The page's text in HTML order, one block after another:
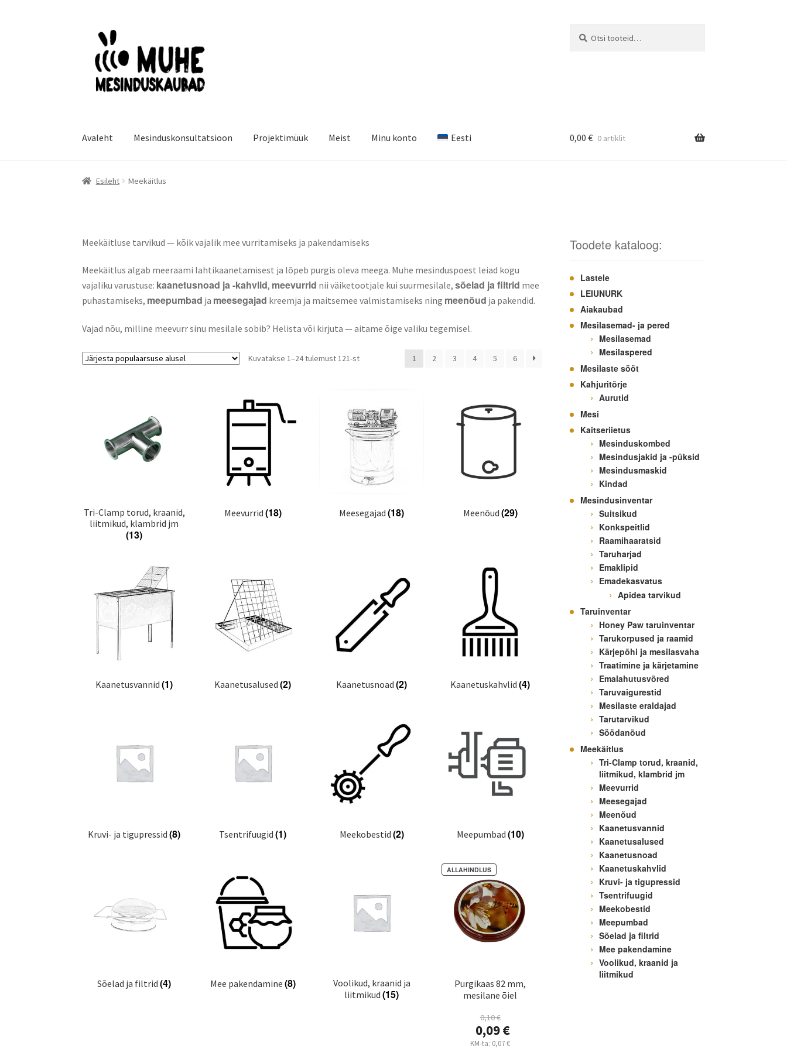
Liigu
navigeerimisele
Liigu
juurde
Avaleht Mesinduskonsultatsioon Projektimüük Meist Minu konto Eesti 0,00 € 0 artiklit
Esileht Meekäitlus
Meekäitluse tarvikud — kõik vajalik mee vurritamiseks ja pakendamiseks
Meekäitlus algab meeraami lahtikaanetamisest ja lõpeb purgis oleva meega. Muhe mesinduspoest leiad kogu
vajaliku varustuse: kaanetusnoad ja -kahvlid, meevurrid nii väiketootjale kui suurmesilale,sõelad ja filtrid mee
puhastamiseks, meepumbad ja meesegajad kreemja ja maitsemee valmistamiseks ning meenõud ja pakendid.
Vajad nõu, milline meevurr sinu mesilale sobib? Helista või kirjuta — aitame õige valiku tegemisel.
Kuvatakse 1–24 tulemust 121-stSorteeritud
populaarsuse
1 2 3 4 5 6
Tri-Clamp torud, kraanid,
liitmikud, klambrid jm
(13)
Meevurrid (18) Meesegajad (18) Meenõud (29)
Kaanetusvannid(1) Kaanetusalused(2) Kaanetusnoad (2) Kaanetuskahvlid(4)
Kruvi- ja tigupressid(8) Tsentrifuugid(1) Meekobestid (2) Meepumbad (10)
Sõelad ja filtrid(4) Mee pakendamine (8)
Voolikud, kraanid ja
liitmikud (15)
Purgikaas 82 mm,
mesilane õiel
ALLAHINDLUS
0,10€
Algne
hind
oli:
0,09€
Praegune
KM-ta: 0,07€
Toodete kataloog:
Lastele
LEIUNURK
Aiakaubad
Mesilasemad- ja pered
Mesilasemad
Mesilaspered
Mesilaste sööt
Kahjuritõrje
Aurutid
Mesi
Kaitseriietus
Mesinduskombed
Mesindusjakid ja -püksid
Mesindusmaskid
Kindad
Mesindusinventar
Suitsikud
Konkspeitlid
Raamihaaratsid
Taruharjad
Emaklipid
Emadekasvatus
Apidea tarvikud
Taruinventar
Honey Paw taruinventar
Tarukorpused ja raamid
Kärjepõhi ja mesilasvaha
Traatimine ja kärjetamine
Emalahutusvõred
Taruvaigurestid
Mesilaste eraldajad
Tarutarvikud
Söödanõud
Meekäitlus
Tri-Clamp torud, kraanid,
liitmikud, klambrid jm
Meevurrid
Meesegajad
Meenõud
Kaanetusvannid
Kaanetusalused
Kaanetusnoad
Kaanetuskahvlid
Kruvi- ja tigupressid
Tsentrifuugid
Meekobestid
Meepumbad
Sõelad ja filtrid
Mee pakendamine
Voolikud, kraanid ja
liitmikud